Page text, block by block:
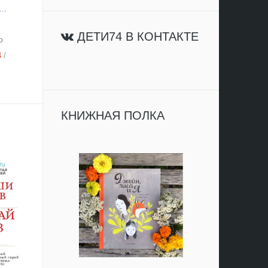
/
ДЕТИ74 В КОНТАКТЕ
КНИЖНАЯ ПОЛКА